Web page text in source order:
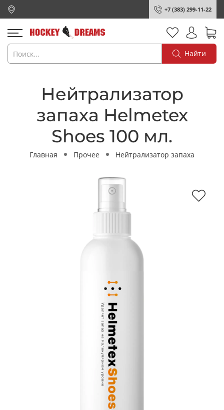
+7 (383) 299-11-22
Найти
Нейтрализатор
запаха Helmetex
Shoes 100 мл.
Главная Прочее Нейтрализатор запаха